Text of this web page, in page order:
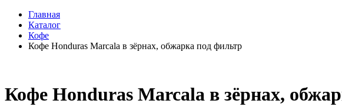
Главная
Каталог
Кофе
Кофе Honduras Marcala в зёрнах, обжарка под фильтр
Кофе Honduras Marcala в зёрнах,